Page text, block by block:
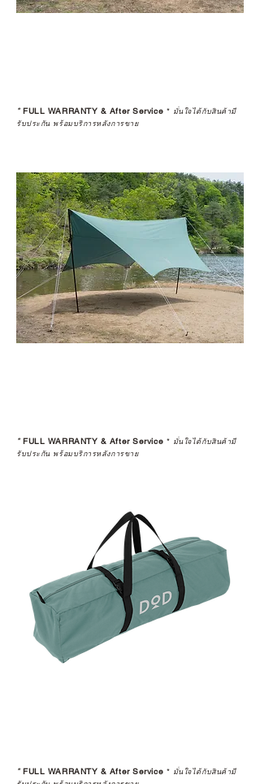
*FULL WARRANTY & After Service * มั่นใจได้กับสินค้ามี
รับประกัน พร้อมบริการหลังการขาย
*FULL WARRANTY & After Service * มั่นใจได้กับสินค้ามี
รับประกัน พร้อมบริการหลังการขาย
*FULL WARRANTY & After Service * มั่นใจได้กับสินค้ามี